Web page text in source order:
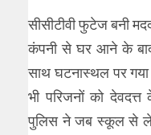
सीसीटीवी फुटेज बनी
कंपनी से घर आने के
साथ घटनास्थल पर
भी परिजनों को
पुलिस ने जब स्कूल से